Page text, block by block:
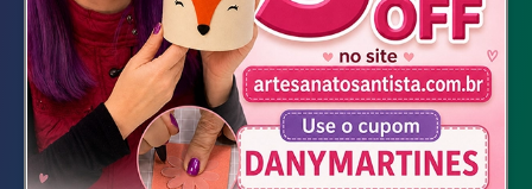
Material Necessário
EVAs: lilás, amarelo
Marcadores branco, preto e rosa